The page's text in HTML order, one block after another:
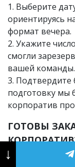
1. Выберите
ориентируясь
формат вечера.
2. Укажите
смогли
вашей команды.
3. Подтвердите
подготовку мы
корпоратив
ГОТОВЫ
Наше ивент-
↓